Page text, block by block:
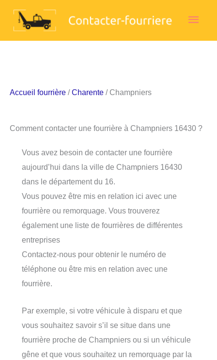
Accueil fourrière /Charente / Champniers
Comment contacter une fourrière à Champniers 16430 ?
Vous avez besoin de contacter une fourrière
aujourd’hui dans la ville de Champniers 16430
dans le département du 16.
Vous pouvez être mis en relation ici avec une
fourrière ou remorquage. Vous trouverez
également une liste de fourrières de différentes
entreprises
Contactez-nous pour obtenir le numéro de
téléphone ou être mis en relation avec une
fourrière.
Par exemple, si votre véhicule à disparu et que
vous souhaitez savoir s’il se situe dans une
fourrière proche de Champniers ou si un véhicule
gêne et que vous souhaitez un remorquage par la